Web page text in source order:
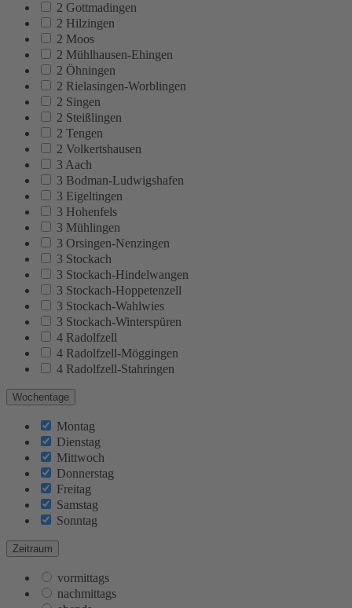
2 Gottmadingen
2 Hilzingen
2 Moos
2 Mühlhausen-Ehingen
2 Öhningen
2 Rielasingen-Worblingen
2 Singen
2 Steißlingen
2 Tengen
2 Volkertshausen
3 Aach
3 Bodman-Ludwigshafen
3 Eigeltingen
3 Hohenfels
3 Mühlingen
3 Orsingen-Nenzingen
3 Stockach
3 Stockach-Hindelwangen
3 Stockach-Hoppetenzell
3 Stockach-Wahlwies
3 Stockach-Winterspüren
4 Radolfzell
4 Radolfzell-Möggingen
4 Radolfzell-Stahringen
Wochentage
Montag
Dienstag
Mittwoch
Donnerstag
Freitag
Samstag
Sonntag
Zeitraum
vormittags
nachmittags